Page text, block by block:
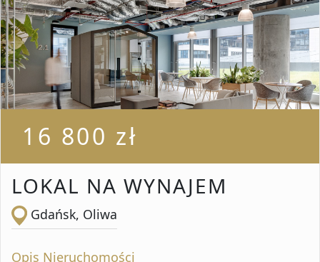
PLN
Liczba pokoi od
Liczba pokoi do
Powierzchnia do
16 800 zł
LOKAL NA WYNAJEM
Gdańsk, Oliwa
Opis Nieruchomości